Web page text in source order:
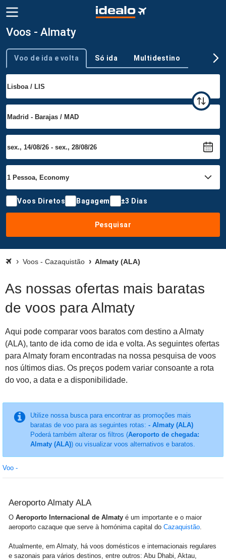
Voos - Almaty
Tipo de viagem
Voo de ida e volta Só ida Multidestino
Voos Diretos Bagagem ±3 Dias
Pesquisar
Voos - Cazaquistão Almaty (ALA)
As nossas ofertas mais baratas
de voos para Almaty
Aqui pode comparar voos baratos com destino a Almaty
(ALA), tanto de ida como de ida e volta. As seguintes ofertas
para Almaty foram encontradas na nossa pesquisa de voos
nos últimos dias. Os preços podem variar consoante a rota
do voo, a data e a disponibilidade.
Utilize nossa busca para encontrar as promoções mais
baratas de voo para as seguintes rotas: - Almaty (ALA)
Poderá também alterar os filtros (Aeroporto de chegada:
Almaty (ALA)) ou visualizar voos alternativos e baratos.
Voo -
Aeroporto Almaty ALA
O Aeroporto Internacional de Almaty é um importante e o maior
aeroporto cazaque que serve à homónima capital do Cazaquistão.
Atualmente, em Almaty, há voos domésticos e internacionais regulares
e sazonais para vários destinos, entre outros: Abu Dhabi, Aktau,